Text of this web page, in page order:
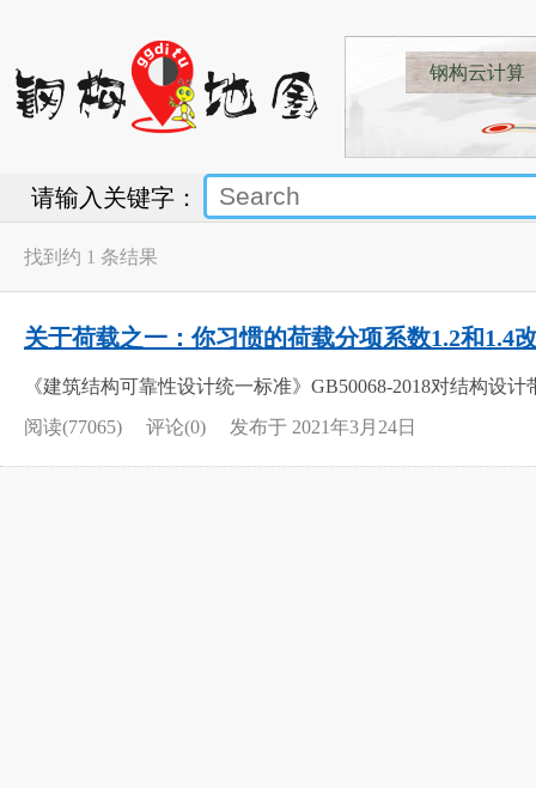
钢构云计算
请输入关键字：
找到约 1 条结果
关于荷载之一：你习惯的荷载分项系数1.2和1.4
《建筑结构可靠性设计统一标准》GB50068-2018对结构设
阅读(77065)
评论(0) 发布于 2021年3月24日